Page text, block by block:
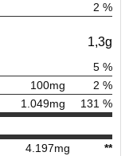
2 %
1,3g
5 %
100mg 2 %
1.049mg
131 %
4.197mg
**